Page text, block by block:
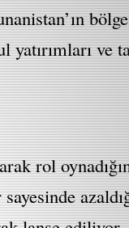
yatırımları ve
rol